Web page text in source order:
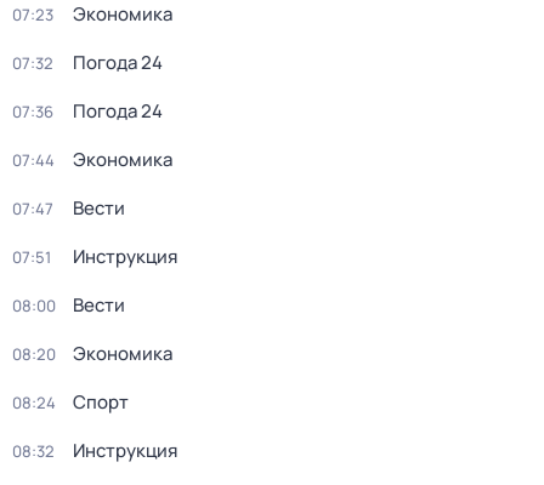
07:23 Экономика
07:32 Погода 24
07:36 Погода 24
07:44 Экономика
07:47 Вести
07:51 Инструкция
08:00 Вести
08:20 Экономика
08:24 Спорт
08:32 Инструкция